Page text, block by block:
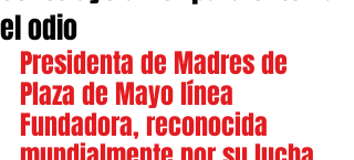
el odio
Presidenta de Madres de
Plaza de Mayo línea
Fundadora, reconocida